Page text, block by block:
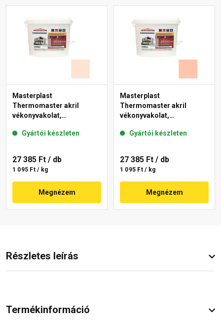
Masterplast
Thermomaster akril
vékonyvakolat,
15-F 25 kg
Gyártói készleten
27 385 Ft / db
1 095 Ft / kg
Megnézem
Masterplast
Thermomaster akril
vékonyvakolat,
16-D 25 kg
Gyártói készleten
27 385 Ft / db
1 095 Ft / kg
Megnézem
Részletes leírás
Termékinformáció